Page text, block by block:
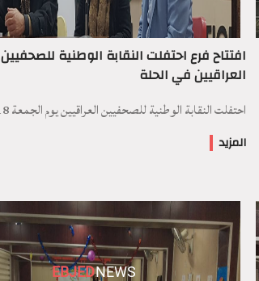
افتتاح فرع احتفلت النقابة الوطنية للصحفيين
العراقيين في الحلة
احتفلت النقابة الوطنية للصحفيين العراقيين يوم الجمعة 18-1-20 ...
المزيد
EBJEDNEWS